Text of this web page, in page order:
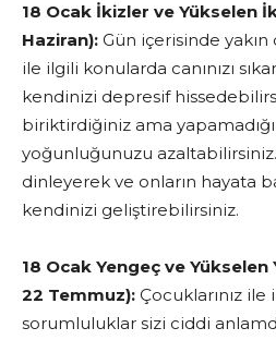
18 Ocak İkizler ve Yükselen
Haziran): Gün içerisinde yakın
ile ilgili konularda canınızı
kendinizi depresif
biriktirdiğiniz ama
yoğunluğunuzu
dinleyerek ve onların hayata
kendinizi geliştirebilirsiniz.
18 Ocak Yengeç ve Yükselen
22 Temmuz): Çocuklarınız
sorumluluklar sizi ciddi